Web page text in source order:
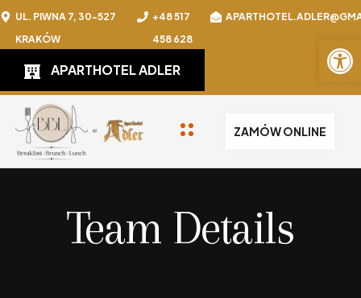
UL. PIWNA 7, 30-527
KRAKÓW
+48 517
458 628
APARTHOTEL ADLER
ZAMÓW ONLINE
Team Details